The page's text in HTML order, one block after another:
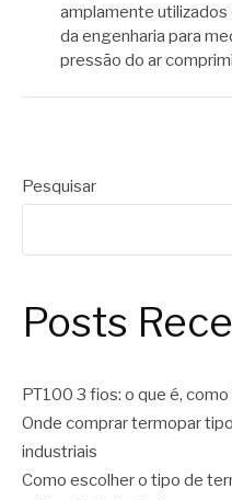
amplamente utilizados
da engenharia para
pressão do ar
Pesquisar
Posts
PT100 3 fios: o que é,
Onde comprar termopar
industriais
Como escolher o tipo de